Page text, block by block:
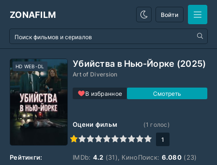
ZONAFILM Войти
Убийства в Нью-Йорке (2025)
Art of Diversion
В избранное
HD WEB-DL
Оцени фильм
7 8 9 10
(1 голос)
1
Рейтинги: IMDb: 4.2 (31), КиноПоиск: 6.080(23)